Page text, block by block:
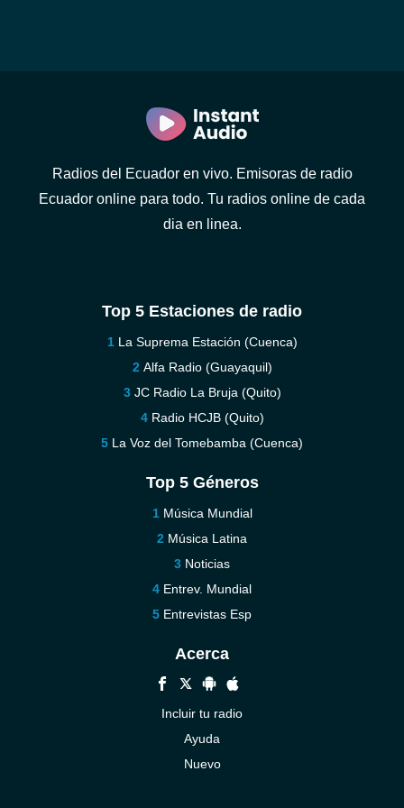
Radios del Ecuador en vivo. Emisoras de radio
Ecuador online para todo. Tu radios online de cada
dia en linea.
Top 5 Estaciones de radio
La Suprema Estación (Cuenca)
Alfa Radio (Guayaquil)
JC Radio La Bruja (Quito)
Radio HCJB (Quito)
La Voz del Tomebamba (Cuenca)
Top 5 Géneros
Música Mundial
Música Latina
Noticias
Entrev. Mundial
Entrevistas Esp
Acerca
Incluir tu radio
Ayuda
Nuevo